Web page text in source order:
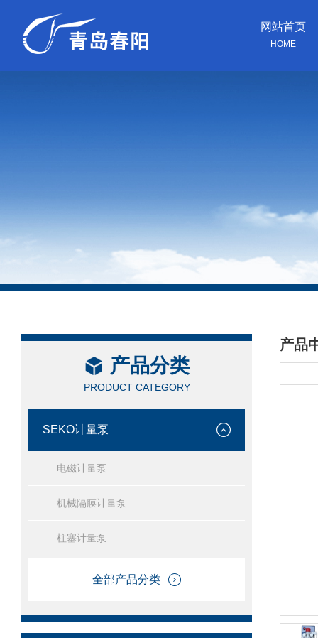
网站首页
HOME
产品分类
PRODUCT CATEGORY
SEKO计量泵
电磁计量泵
机械隔膜计量泵
柱塞计量泵
全部产品分类
产品
/